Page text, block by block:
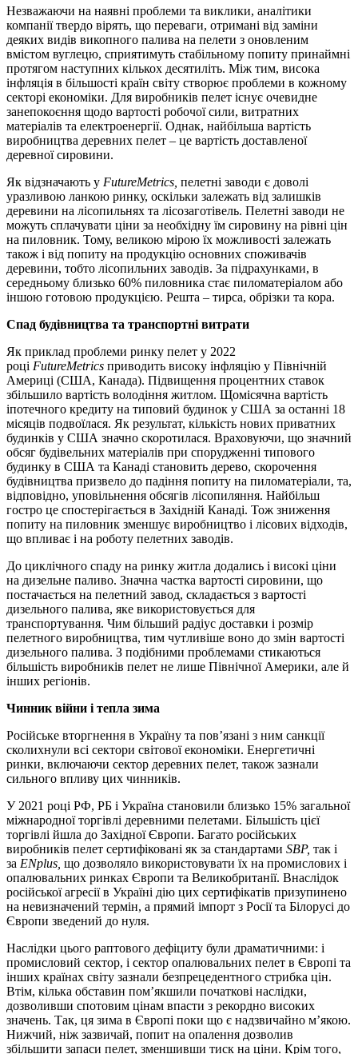
Незважаючи на наявні проблеми та виклики, аналітики
компанії твердо вірять, що переваги, отримані від заміни
деяких видів викопного палива на пелети з оновленим
вмістом вуглецю, сприятимуть стабільному попиту принаймні
протягом наступних кількох десятиліть. Між тим, висока
інфляція в більшості країн світу створює проблеми в кожному
секторі економіки. Для виробників пелет існує очевидне
занепокоєння щодо вартості робочої сили, витратних
матеріалів та електроенергії. Однак, найбільша вартість
виробництва деревних пелет – це вартість доставленої
деревної сировини.
Як відзначають у FutureMetrics, пелетні заводи є доволі
уразливою ланкою ринку, оскільки залежать від залишків
деревини на лісопильнях та лісозаготівель. Пелетні заводи не
можуть сплачувати ціни за необхідну їм сировину на рівні цін
на пиловник. Тому, великою мірою їх можливості залежать
також і від попиту на продукцію основних споживачів
деревини, тобто лісопильних заводів. За підрахунками, в
середньому близько 60% пиловника стає пиломатеріалом або
іншою готовою продукцією. Решта – тирса, обрізки та кора.
Спад будівництва та транспортні витрати
Як приклад проблеми ринку пелет у 2022
році FutureMetrics приводить високу інфляцію у Північній
Америці (США, Канада). Підвищення процентних ставок
збільшило вартість володіння житлом. Щомісячна вартість
іпотечного кредиту на типовий будинок у США за останні 18
місяців подвоїлася. Як результат, кількість нових приватних
будинків у США значно скоротилася. Враховуючи, що значний
обсяг будівельних матеріалів при спорудженні типового
будинку в США та Канаді становить дерево, скорочення
будівництва призвело до падіння попиту на пиломатеріали, та,
відповідно, уповільнення обсягів лісопиляння. Найбільш
гостро це спостерігається в Західній Канаді. Тож зниження
попиту на пиловник зменшує виробництво і лісових відходів,
що впливає і на роботу пелетних заводів.
До циклічного спаду на ринку житла додались і високі ціни
на дизельне паливо. Значна частка вартості сировини, що
постачається на пелетний завод, складається з вартості
дизельного палива, яке використовується для
транспортування. Чим більший радіус доставки і розмір
пелетного виробництва, тим чутливіше воно до змін вартості
дизельного палива. З подібними проблемами стикаються
більшість виробників пелет не лише Північної Америки, але й
інших регіонів.
Чинник війни і тепла зима
Російське вторгнення в Україну та пов’язані з ним санкції
сколихнули всі сектори світової економіки. Енергетичні
ринки, включаючи сектор деревних пелет, також зазнали
сильного впливу цих чинників.
У 2021 році РФ, РБ і Україна становили близько 15% загальної
міжнародної торгівлі деревними пелетами. Більшість цієї
торгівлі йшла до Західної Європи. Багато російських
виробників пелет сертифіковані як за стандартами SBP, так і
за ENplus, що дозволяло використовувати їх на промислових і
опалювальних ринках Європи та Великобританії. Внаслідок
російської агресії в Україні дію цих сертифікатів призупинено
на невизначений термін, а прямий імпорт з Росії та Білорусі до
Європи зведений до нуля.
Наслідки цього раптового дефіциту були драматичними: і
промисловий сектор, і сектор опалювальних пелет в Європі та
інших країнах світу зазнали безпрецедентного стрибка цін.
Втім, кілька обставин пом’якшили початкові наслідки,
дозволивши спотовим цінам впасти з рекордно високих
значень. Так, ця зима в Європі поки що є надзвичайно м’якою.
Нижчий, ніж зазвичай, попит на опалення дозволив
збільшити запаси пелет, зменшивши тиск на ціни. Крім того,